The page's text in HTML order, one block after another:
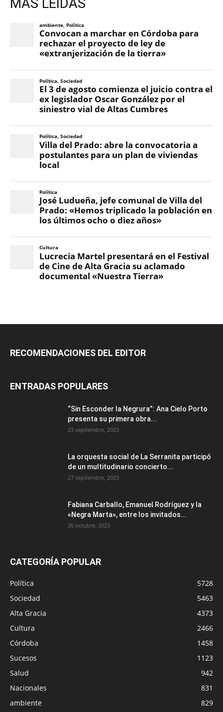
MÁS LEIDAS
RECOMENDACIONES DEL EDITOR
ENTRADAS POPULARES
“Sin Esconder la Negrura”: Ana Cielo Porto
presenta su primera obra...
23 septiembre, 2023
La orquesta social de La Serranita participó
de un multitudinario concierto...
27 septiembre, 2023
Fabiana Carballo, Emanuel Rodríguez y la
«Negra Marta», entre los invitados...
26 octubre, 2023
CATEGORÍA POPULAR
Política
5728
Sociedad
5463
Alta Gracia
4373
Cultura
2466
Córdoba
1458
Sucesos
1123
Salud
942
Nacionales
831
ambiente
829